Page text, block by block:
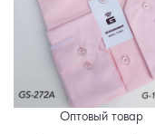
Оптовый товар